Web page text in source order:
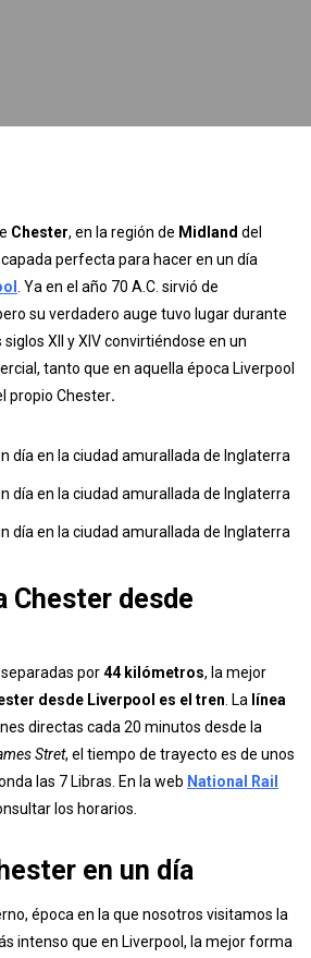
Chester, en la región de Midland del
perfecta para hacer en un día
. Ya en el año 70 A.C. sirvió de
su verdadero auge tuvo lugar durante
siglos XII y XIV convirtiéndose en un
tanto que en aquella época Liverpool
propio Chester.
Chester desde
por44 kilómetros, la mejor
desde Liverpool es el tren . La línea
directas cada 20 minutos desde la
Stret, el tiempo de trayecto es de unos
las 7 Libras. En la web National Rail
los horarios.
en un día
época en la que nosotros visitamos la
intenso que en Liverpool, la mejor forma